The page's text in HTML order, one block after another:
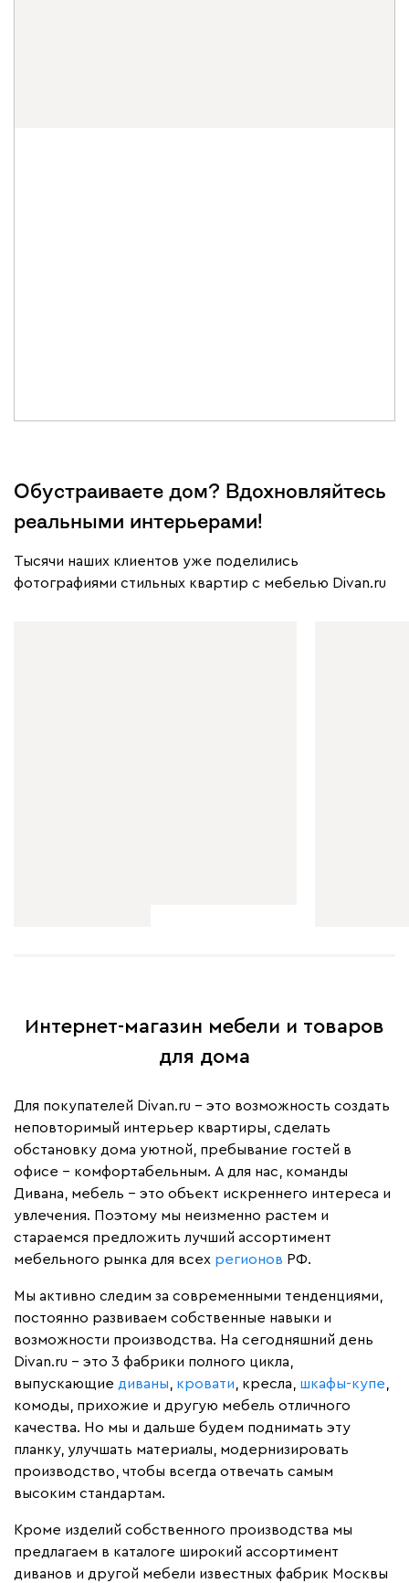
Обустраиваете дом? Вдохновляйтесь
реальными интерьерами!
Тысячи наших клиентов уже поделились
фотографиями стильных квартир с мебелью Divan.ru
Интернет-магазин мебели и товаров
для дома
Для покупателей Divan.ru – это возможность создать
неповторимый интерьер квартиры, сделать
обстановку дома уютной, пребывание гостей в
офисе – комфортабельным. А для нас, команды
Дивана, мебель – это объект искреннего интереса и
увлечения. Поэтому мы неизменно растем и
стараемся предложить лучший ассортимент
мебельного рынка для всех регионов РФ.
Мы активно следим за современными тенденциями,
постоянно развиваем собственные навыки и
возможности производства. На сегодняшний день
Divan.ru – это 3 фабрики полного цикла,
выпускающие диваны, кровати, кресла, шкафы-купе,
комоды, прихожие и другую мебель отличного
качества. Но мы и дальше будем поднимать эту
планку, улучшать материалы, модернизировать
производство, чтобы всегда отвечать самым
высоким стандартам.
Кроме изделий собственного производства мы
предлагаем в каталоге широкий ассортимент
диванов и другой мебели известных фабрик Москвы